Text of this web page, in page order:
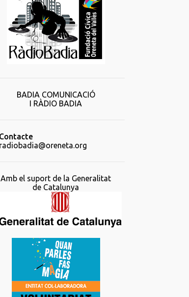
BADIA COMUNICACIÓ
I RÀDIO BADIA
Contacte
radiobadia@oreneta.org
Amb el suport de la Generalitat
de Catalunya